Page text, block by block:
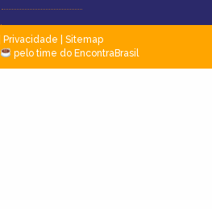
Privacidade
Sitemap
pelo time do EncontraBrasil